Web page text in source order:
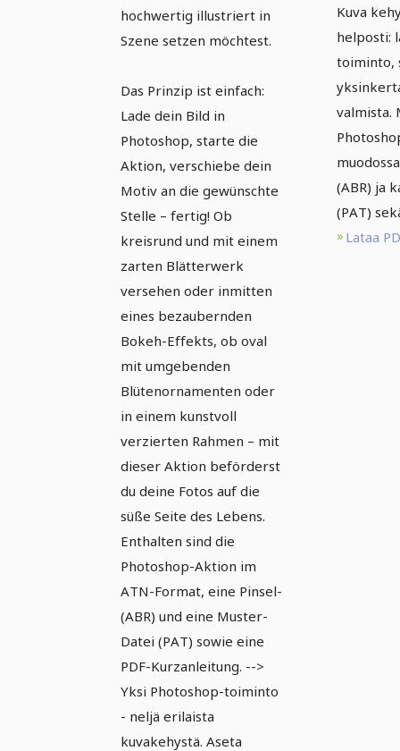
hochwertig illustriert in
Szene setzen möchtest.
Das Prinzip ist einfach:
Lade dein Bild in
Photoshop, starte die
Aktion, verschiebe dein
Motiv an die gewünschte
Stelle – fertig! Ob
kreisrund und mit einem
zarten Blätterwerk
versehen oder inmitten
eines bezaubernden
Bokeh-Effekts, ob oval
mit umgebenden
Blütenornamenten oder
in einem kunstvoll
verzierten Rahmen – mit
dieser Aktion beförderst
du deine Fotos auf die
süße Seite des Lebens.
Enthalten sind die
Photoshop-Aktion im
ATN-Format, eine Pinsel-
(ABR) und eine Muster-
Datei (PAT) sowie eine
PDF-Kurzanleitung. -->
Yksi Photoshop-toiminto
- neljä erilaista
kuvakehystä. Aseta
Kuva
helposti:
toiminto,
valmista.
(ABR) ja
(PAT)
Lataa